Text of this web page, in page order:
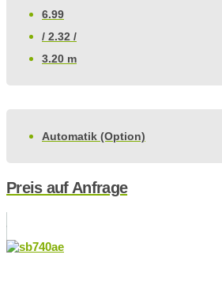
6.99
/ 2.32 /
3.20 m
Automatik (Option)
Preis auf Anfrage